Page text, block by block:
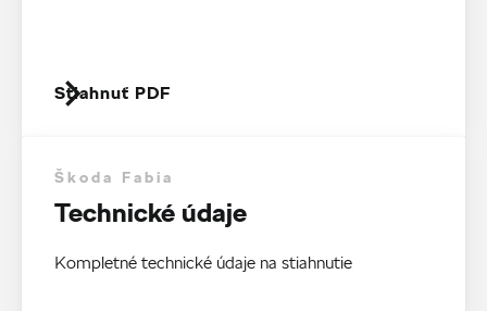
Stiahnuť PDF
Škoda Fabia
Technické údaje
Kompletné technické údaje na stiahnutie